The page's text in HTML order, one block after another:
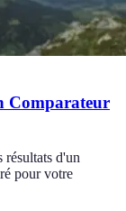
Comparateur
résultats d'un
pour votre